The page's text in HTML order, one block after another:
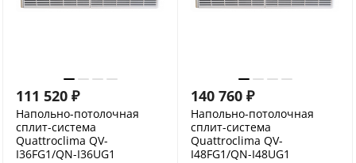
111 520 ₽
Напольно-потолочная
сплит-система
Quattroclima QV-
I36FG1/QN-I36UG1
140 760 ₽
Напольно-потолочная
сплит-система
Quattroclima QV-
I48FG1/QN-I48UG1